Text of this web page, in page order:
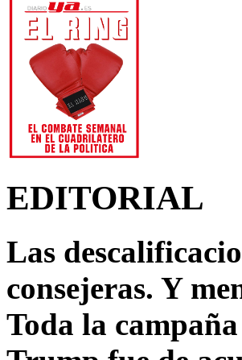
EDITORIAL
Las
consejeras. Y
Toda la